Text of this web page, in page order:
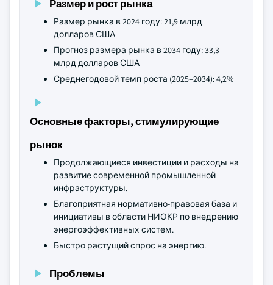
Размер и рост рынка
Размер рынка в 2024 году: 21,9 млрд
долларов США
Прогноз размера рынка в 2034 году: 33,3
млрд долларов США
Среднегодовой темп роста (2025–2034): 4,2%
Основные факторы, стимулирующие
рынок
Продолжающиеся инвестиции и расходы на
развитие современной промышленной
инфраструктуры.
Благоприятная нормативно-правовая база и
инициативы в области НИОКР по внедрению
энергоэффективных систем.
Быстро растущий спрос на энергию.
Проблемы